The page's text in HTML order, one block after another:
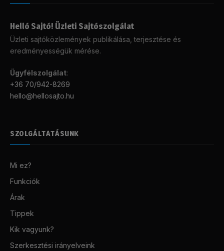
Helló Sajtó! Üzleti Sajtószolgálat
Üzleti sajtóközlemények publikálása, terjesztése és
eredményességük mérése.
Ügyfélszolgálat:
+36 70/942-8269
hello@hellosajto.hu
SZOLGÁLTATÁSUNK
Mi ez?
Funkciók
Árak
Tippek
Kik vagyunk?
Szerkesztési irányelveink